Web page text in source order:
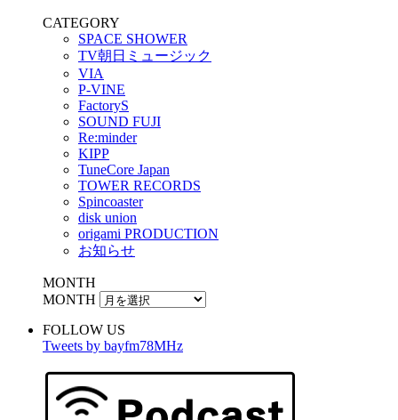
CATEGORY
SPACE SHOWER
TV朝日ミュージック
VIA
P-VINE
FactoryS
SOUND FUJI
Re:minder
KIPP
TuneCore Japan
TOWER RECORDS
Spincoaster
disk union
origami PRODUCTION
お知らせ
MONTH
MONTH
FOLLOW US
Tweets by bayfm78MHz